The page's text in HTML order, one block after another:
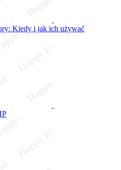
Kiedy i jak ich używać